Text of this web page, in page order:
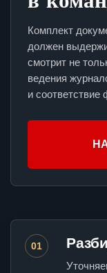
Комплект
должен
смотрит не
ведения
и соответствие
01